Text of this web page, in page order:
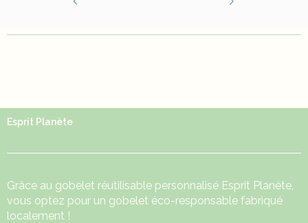
Esprit Planète
Grâce au gobelet réutilisable personnalisé Esprit Planète,
vous optez pour un gobelet éco-responsable fabriqué
localement !